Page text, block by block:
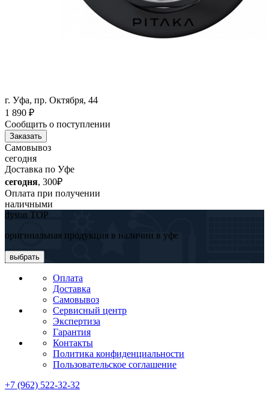
г. Уфа, пр. Октября, 44
1 890 ₽
Сообщить о поступлении
Заказать
Самовывоз
сегодня
Доставка по Уфе
сегодня, 300₽
Оплата при получении
наличными
dyson TOP
оригинальная продукция в наличии в уфе
выбрать
Оплата
Доставка
Самовывоз
Сервисный центр
Экспертиза
Гарантия
Контакты
Политика конфиденциальности
Пользовательское соглашение
+7 (962) 522-32-32